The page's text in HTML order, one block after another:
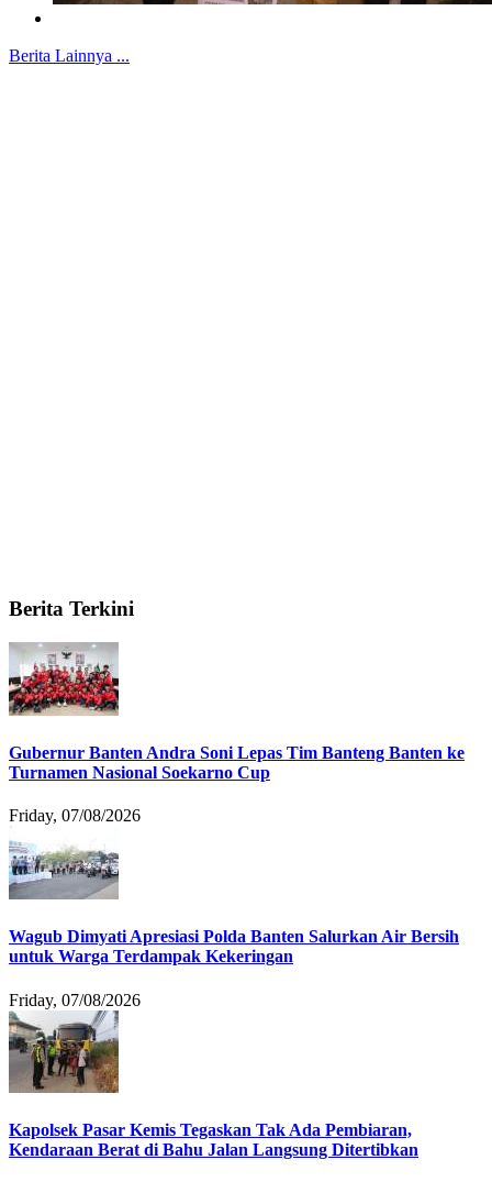
Berita Lainnya ...
Berita Terkini
Gubernur Banten Andra Soni Lepas Tim Banteng Banten ke
Turnamen Nasional Soekarno Cup
Friday, 07/08/2026
Wagub Dimyati Apresiasi Polda Banten Salurkan Air Bersih
untuk Warga Terdampak Kekeringan
Friday, 07/08/2026
Kapolsek Pasar Kemis Tegaskan Tak Ada Pembiaran,
Kendaraan Berat di Bahu Jalan Langsung Ditertibkan